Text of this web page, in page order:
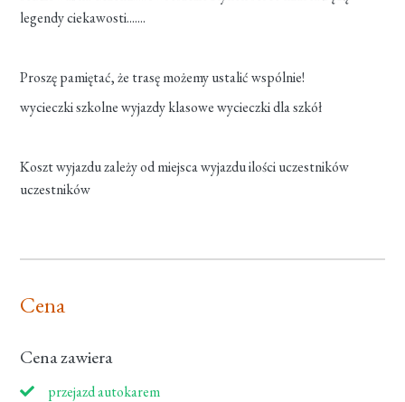
legendy ciekawosti.......
Proszę pamiętać, że trasę możemy ustalić wspólnie!
wycieczki szkolne wyjazdy klasowe wycieczki dla szkół
Koszt wyjazdu zależy od miejsca wyjazdu ilości uczestników
uczestników
Cena
Cena zawiera
przejazd autokarem